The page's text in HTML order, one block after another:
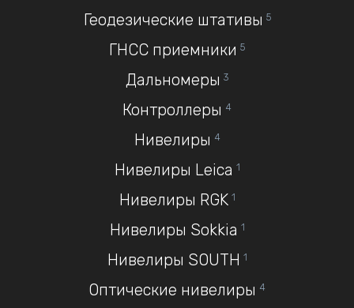
Геодезические штативы 5
ГНСС приемники 5
Дальномеры 3
Контроллеры 4
Нивелиры 4
Нивелиры Leica 1
Нивелиры RGK 1
Нивелиры Sokkia 1
Нивелиры SOUTH 1
Оптические нивелиры 4